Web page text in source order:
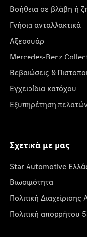
Βοήθεια σε βλάβη ή
Γνήσια ανταλλακτικά
Αξεσουάρ
Mercedes-Benz
Βεβαιώσεις &
Εγχειρίδια κατόχου
Εξυπηρέτηση
Σχετικά με μας
Star Automotive
Βιωσιμότητα
Πολιτική
Πολιτική απορρήτου